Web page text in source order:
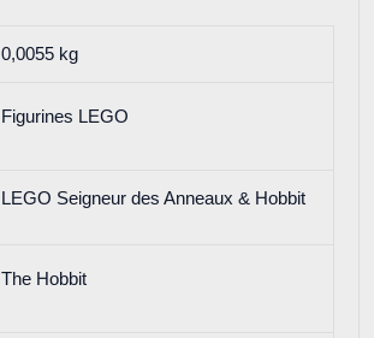
0,0055 kg
Figurines LEGO
LEGO Seigneur des Anneaux & Hobbit
The Hobbit